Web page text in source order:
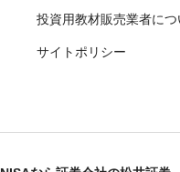
投資用教材販売業者につ
サイトポリシー